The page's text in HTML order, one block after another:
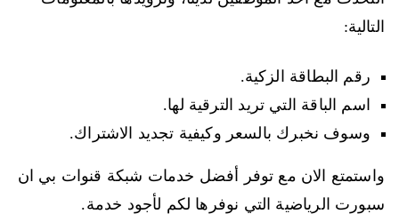
التالية:
رقم البطاقة الزكية.
اسم الباقة التي تريد الترقية لها.
وسوف نخبرك بالسعر وكيفية تجديد الاشتراك.
واستمتع الان مع توفر أفضل خدمات شبكة قنوات بي ان
سبورت الرياضية التي نوفرها لكم لأجود خدمة.